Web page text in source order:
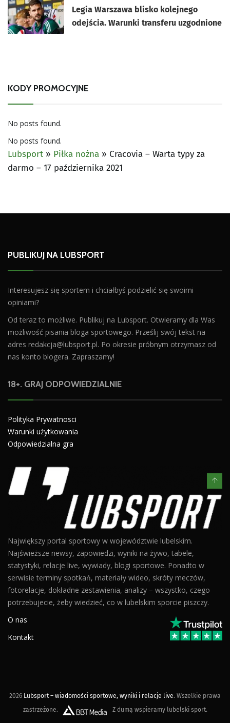
Legia Warszawa blisko kolejnego
odejścia. Warunki transferu uzgodnione
KODY PROMOCYJNE
No posts found.
No posts found.
Lubsport » Piłka nożna » Cracovia – Warta typy za
darmo – 17 października 2021
PUBLIKUJ NA LUBSPORT
Interesujesz się sportem i chciałbyś podzielić się swoimi
opiniami?
Od teraz to możliwe. Publikuj na Lubsport. Otwieramy dla Was
możliwość pisania bloga sportowego. Prześlij swój tekst na
adres redakcja@lubsport.pl. Po okresie próbnym otrzymasz od
nas konto blogera. Zapraszamy!
18+. GRAJ ODPOWIEDZIALNIE
Polityka Prywatnosci
Warunki użytkowania
Odpowiedzialna gra
Największy portal sportowy w województwie lubelskim.
Najświeższe newsy, zapowiedzi, wyniki na żywo, tabele,
statystyki, relacje live, wywiady, blogi sportowe. Ponadto w
serwisie terminy spotkań, materiały wideo, skróty meczów,
fotorelacje, dokładne zestawienia, analizy – wszystko, czego
potrzebujecie, żeby wiedzieć, co w lubelskim sporcie piszczy.
O nas
Kontakt
2026 Lubsport – wiadomości sportowe, wyniki i relacje live. Wszelkie prawa
zastrzeżone.
Z dumą wspieramy lubelski sport.